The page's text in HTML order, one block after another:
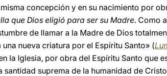
concepción y en su nacimiento por
que Dios eligió para ser su Madre. Como
de llamar a la Madre de Dios
nueva criatura por el Espíritu Santo» (
la Iglesia, por obra del Espíritu Santo que
santidad suprema de la humanidad de